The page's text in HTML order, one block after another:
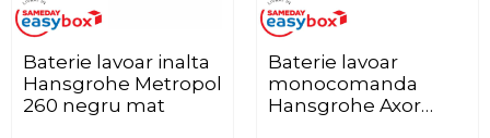
Baterie lavoar inalta
Hansgrohe Metropol
260 negru mat
Baterie lavoar
monocomanda
Hansgrohe Axor